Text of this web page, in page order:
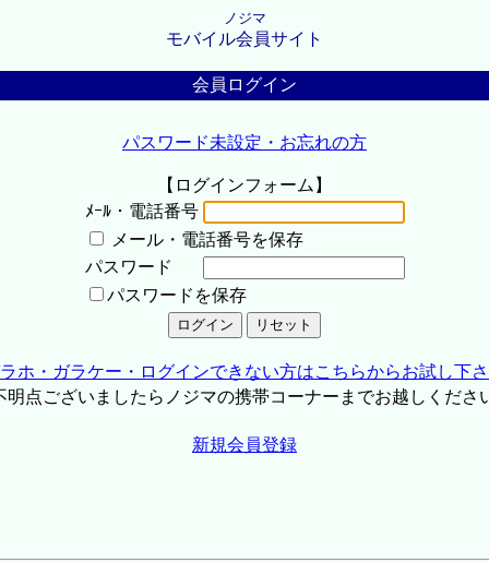
ノジマ
モバイル会員サイト
会員ログイン
パスワード未設定・お忘れの方
【ログインフォーム】
ﾒｰﾙ・電話番号
メール・電話番号を保存
パスワード
パスワードを保存
ホ・ガラケー・ログインできない方はこちらからお試し下
点ございましたらノジマの携帯コーナーまでお越しくださ
新規会員登録